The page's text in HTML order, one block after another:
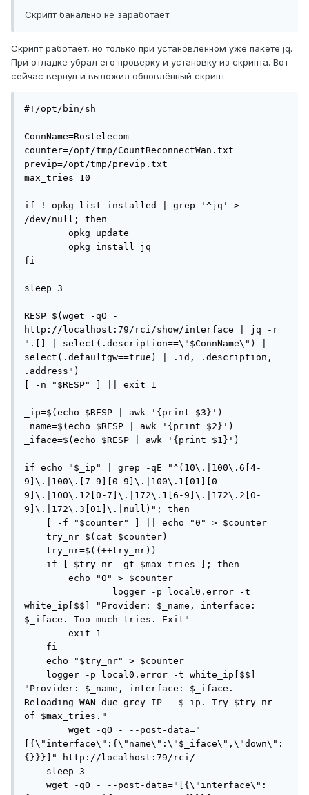
Скрипт банально не заработает.
Скрипт работает, но только при установленном уже пакете jq.
При отладке убрал его проверку и установку из скрипта. Вот
сейчас вернул и выложил обновлённый скрипт.
#!/opt/bin/sh
ConnName=Rostelecom
counter=/opt/tmp/CountReconnectWan.txt
previp=/opt/tmp/previp.txt
max_tries=10
if ! opkg list-installed | grep '^jq' >
/dev/null; then
fi
sleep 3
RESP=$(wget -qO -
http://localhost:79/rci/show/interface | jq -r
".[] | select(.description==\"$ConnName\") |
select(.defaultgw==true) | .id, .description,
.address")
[ -n "$RESP" ] || exit 1
_ip=$(echo $RESP | awk '{print $3}')
_name=$(echo $RESP | awk '{print $2}')
_iface=$(echo $RESP | awk '{print $1}')
if echo "$_ip" | grep -qE "^(10\.|100\.6[4-
9]\.|100\.[7-9][0-9]\.|100\.1[01][0-
9]\.|100\.12[0-7]\.|172\.1[6-9]\.|172\.2[0-
9]\.|172\.3[01]\.|null)"; then
white_ip[$$] "Provider: $_name, interface:
$_iface. Too much tries. Exit"
"Provider: $_name, interface: $_iface.
Reloading WAN due grey IP - $_ip. Try $try_nr
of $max_tries."
[{\"interface\":{\"name\":\"$_iface\",\"down\":
{}}}]" http://localhost:79/rci/